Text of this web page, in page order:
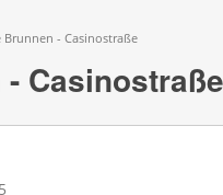
Brunnen - Casinostraße
Casinostraße